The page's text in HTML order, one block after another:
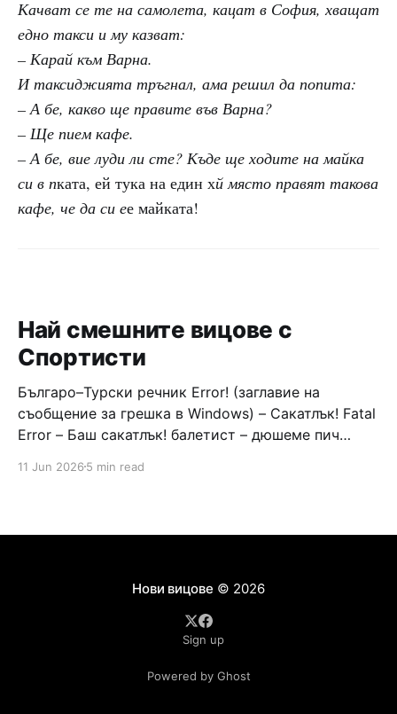
Качват се те на самолета, кацат в София, хващат
едно такси и му казват:
– Карай към Варна.
И таксиджията тръгнал, ама решил да попита:
– А бе, какво ще правите във Варна?
– Ще пием кафе.
– А бе, вие луди ли сте? Къде ще ходите на майка
си в пката, ей тука на един хй място правят такова
кафе, че да си ее майката!
Най смешните вицове с
Спортисти
Българо–Турски речник Error! (заглавие на
съобщение за грешка в Windows) – Сакатлък! Fatal
Error – Баш сакатлък! балетист – дюшеме пич
Война и мир – Патаклама и рахатлък Cancel –
дявола – дур базик шаркан бабана сакатлък Двама
11 Jun 2026 5 min read
Нови вицове © 2026
Sign up
Powered by Ghost